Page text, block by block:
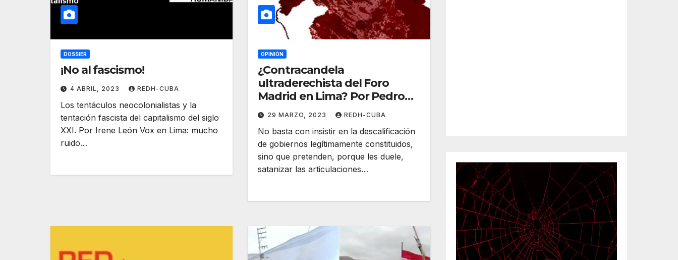
DOSSIER
¡No al fascismo!
4 ABRIL, 2023 REDH-CUBA
Los tentáculos neocolonialistas y la
tentación fascista del capitalismo del siglo
XXI. Por Irene León Vox en Lima: mucho
ruido…
OPINIÓN
¿Contracandela
ultraderechista del Foro
Madrid en Lima? Por Pedro
de la Hoz
29 MARZO, 2023 REDH-CUBA
No basta con insistir en la descalificación
de gobiernos legítimamente constituidos,
sino que pretenden, porque les duele,
satanizar las articulaciones…